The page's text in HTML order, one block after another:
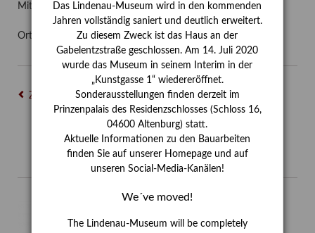
Mit der stellvertretenden Direktorin Sabine Hofmann
Ort: Lindenau-Museum Kunstgasse 1
Zurück
Das Lindenau-Museum wird in den kommenden
Jahren vollständig saniert und deutlich erweitert.
Zu diesem Zweck ist das Haus an der
Gabelentzstraße geschlossen. Am 14. Juli 2020
wurde das Museum in seinem Interim in der
„Kunstgasse 1“ wiedereröffnet.
Sonderausstellungen finden derzeit im
Prinzenpalais des Residenzschlosses (Schloss 16,
04600 Altenburg) statt.
Aktuelle Informationen zu den Bauarbeiten
finden Sie auf unserer Homepage und auf
unseren Social-Media-Kanälen!
We´ve moved!
The Lindenau-Museum will be completely